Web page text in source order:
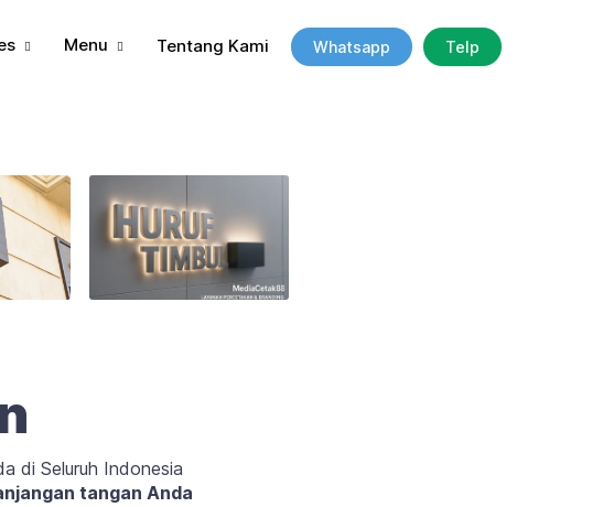
Menu Tentang Kami Whatsapp Telp
di Seluruh Indonesia
tangan Anda